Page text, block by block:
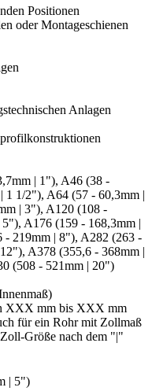
Positionen
oder Montageschienen
Anlagen
| 1"), A46 (38 -
1 1/2"), A64 (57 - 60,3mm |
| 3"), A120 (108 -
A176 (159 - 168,3mm |
219mm | 8"), A282 (263 -
A378 (355,6 - 368mm |
(508 - 521mm | 20")
XXX mm bis XXX mm
für ein Rohr mit Zollmaß
Größe nach dem "|"
| 5")